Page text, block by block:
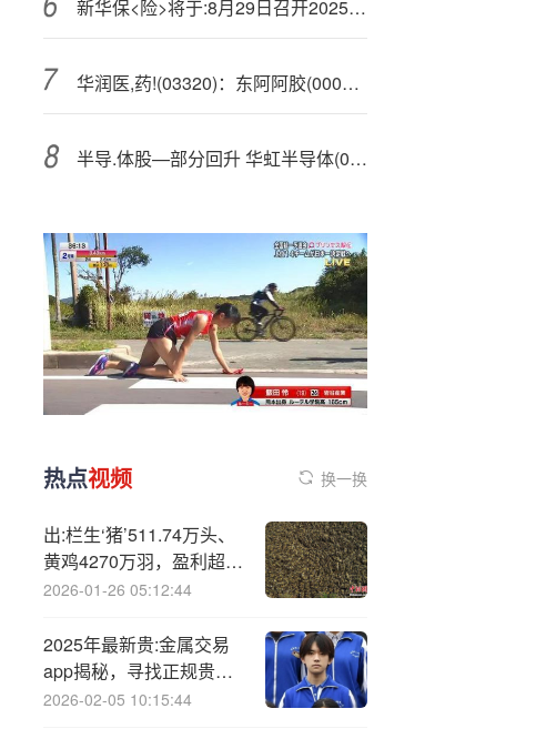
新华保<险>将于:8月29日召开2025年中期业绩发布会
华润医,药!(03320)：东阿阿胶(000423)首9月营收同比增长4.41%
半导.体股—部分回升 华虹半导体(01347)升2.61% 汇丰预计本土GPU与AI算力国产化将大幅增长
热点视频 换一换
出:栏生‘猪’511.74万头、
黄鸡4270万羽，盈利超
12亿元！德康2025中报
2026-01-26 05:12:44
2025年最新贵:金属交易
app揭秘，寻找正规贵金
属平台必看！
2026-02-05 10:15:44